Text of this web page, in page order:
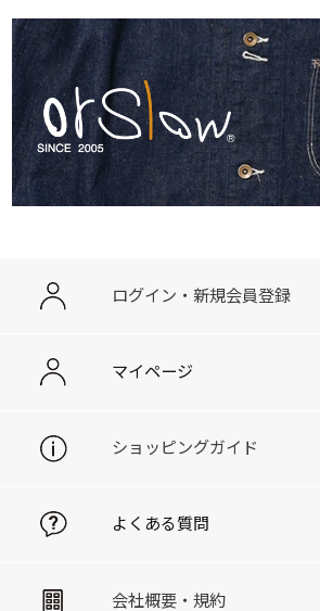
ログイン・新規会員登録
マイページ
ショッピングガイド
よくある質問
会社概要・規約